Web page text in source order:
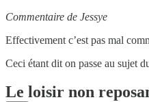
Commentaire de Jessye
Effectivement c’est pas mal
Ceci étant dit on passe au sujet
Le loisir non